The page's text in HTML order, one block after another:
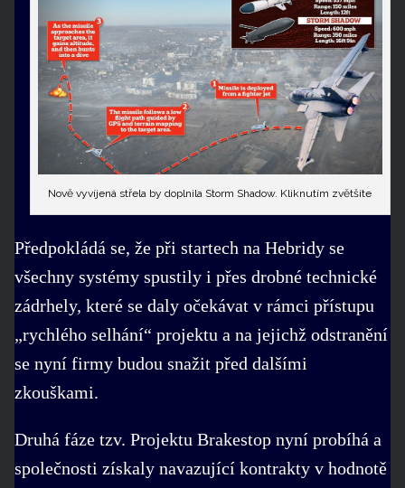
Nově vyvíjená střela by doplnila Storm Shadow. Kliknutím zvětšíte
Předpokládá se, že při startech na Hebridy se
všechny systémy spustily i přes drobné technické
zádrhely, které se daly očekávat v rámci přístupu
„rychlého selhání“ projektu a na jejichž odstranění
se nyní firmy budou snažit před dalšími
zkouškami.
Druhá fáze tzv. Projektu Brakestop nyní probíhá a
společnosti získaly navazující kontrakty v hodnotě